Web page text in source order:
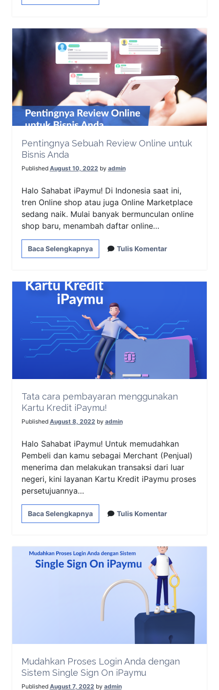
Pentingnya Sebuah Review Online untuk
Bisnis Anda
Published August 10, 2022 by admin
Halo Sahabat iPaymu! Di Indonesia saat ini,
tren Online shop atau juga Online Marketplace
sedang naik. Mulai banyak bermunculan online
shop baru, menambah daftar online…
Baca Selengkapnya Tulis Komentar
Tata cara pembayaran menggunakan
Kartu Kredit iPaymu!
Published August 8, 2022 by admin
Halo Sahabat iPaymu! Untuk memudahkan
Pembeli dan kamu sebagai Merchant (Penjual)
menerima dan melakukan transaksi dari luar
negeri, kini layanan Kartu Kredit iPaymu proses
persetujuannya…
Baca Selengkapnya Tulis Komentar
Mudahkan Proses Login Anda dengan
Sistem Single Sign On iPaymu
Published August 7, 2022 by admin